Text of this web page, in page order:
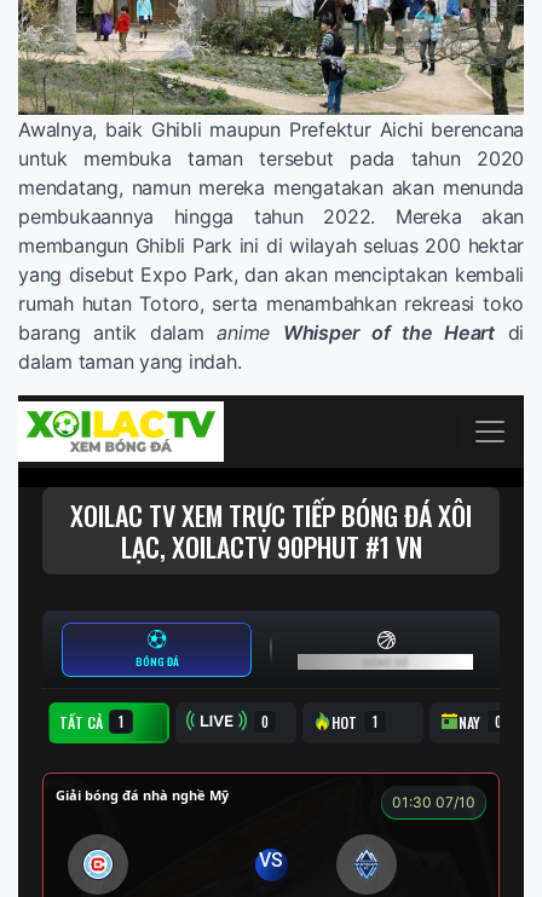
Awalnya, baik Ghibli maupun Prefektur Aichi berencana
untuk membuka taman tersebut pada tahun 2020
mendatang, namun mereka mengatakan akan menunda
pembukaannya hingga tahun 2022. Mereka akan
membangun Ghibli Park ini di wilayah seluas 200 hektar
yang disebut Expo Park, dan akan menciptakan kembali
rumah hutan Totoro, serta menambahkan rekreasi toko
barang antik dalamanime Whisper of the Heartdi
dalam taman yang indah.